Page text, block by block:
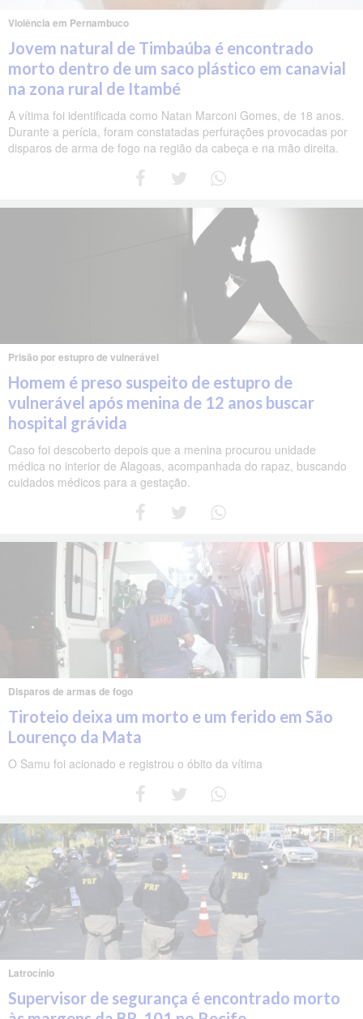
Violência em Pernambuco
Jovem natural de Timbaúba é encontrado
morto dentro de um saco plástico em canavial
na zona rural de Itambé
A vítima foi identificada como Natan Marconi Gomes, de 18 anos.
Durante a perícia, foram constatadas perfurações provocadas por
disparos de arma de fogo na região da cabeça e na mão direita.
Prisão por estupro de vulnerável
Homem é preso suspeito de estupro de
vulnerável após menina de 12 anos buscar
hospital grávida
Caso foi descoberto depois que a menina procurou unidade
médica no interior de Alagoas, acompanhada do rapaz, buscando
cuidados médicos para a gestação.
Disparos de armas de fogo
Tiroteio deixa um morto e um ferido em São
Lourenço da Mata
O Samu foi acionado e registrou o óbito da vítima
Latrocínio
Supervisor de segurança é encontrado morto